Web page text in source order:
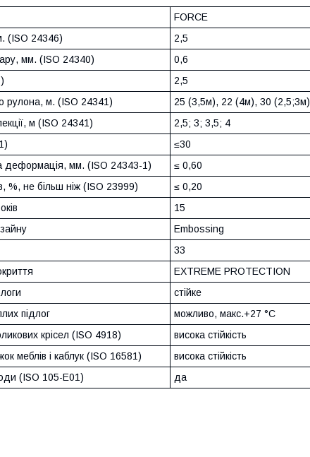
FORCE
(ISO 24346)
2,5
мм. (ISO 24340)
0,6
2,5
рулона, м. (ISO 24341)
25 (3,5м), 22 (4м), 30 (2,5;3м)
м (ISO 24341)
2,5; 3; 3,5; 4
≤30
деформація, мм. (ISO 24343-1)
≤ 0,60
%, не більш ніж (ISO 23999)
≤ 0,20
15
Embossing
33
EXTREME PROTECTION
стійке
підлог
можливо, макс.+27 °C
крісел (ISO 4918)
висока стійкість
меблів і каблук (ISO 16581)
висока стійкість
(ISO 105-E01)
да